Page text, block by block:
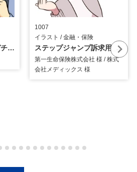
サービス訴求用_マンガチラシ
1007
イラスト / 金融・保険
ステップジャンプ訴求用_イラスト
第一生命保険株式会社 様 / 株式
会社メディックス 様